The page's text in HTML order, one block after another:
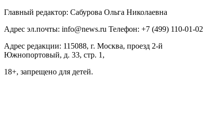
Главный редактор: Сабурова Ольга Николаевна
Адрес эл.почты: info@news.ru Телефон: +7 (499) 110-01-02
Адрес редакции: 115088, г. Москва, проезд 2-й
Южнопортовый, д. 33, стр. 1,
18+, запрещено для детей.